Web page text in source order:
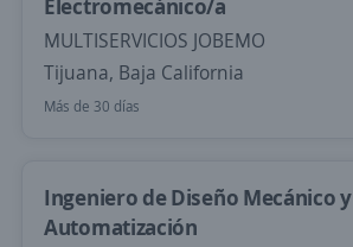
Electromecánico/a
MULTISERVICIOS JOBEMO
Tijuana, Baja California
Más de 30 días
Ingeniero de Diseño Mecánico y
Automatización